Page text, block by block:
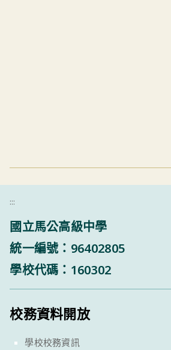
:::
國立馬公高級中學
統一編號：96402805
學校代碼：160302
校務資料開放
學校校務資訊